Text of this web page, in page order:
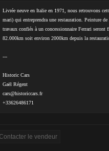
Livrée neuve en Italie en 1971, nous retrouvons
mari) qui entreprendra une restauration. Peinture
travaux confiés à un concessionnaire Ferrari
82.000km soit environ 2000km depuis la
---
Historic Cars
Gaël Régent
cars@historiccars.fr
+33626486171